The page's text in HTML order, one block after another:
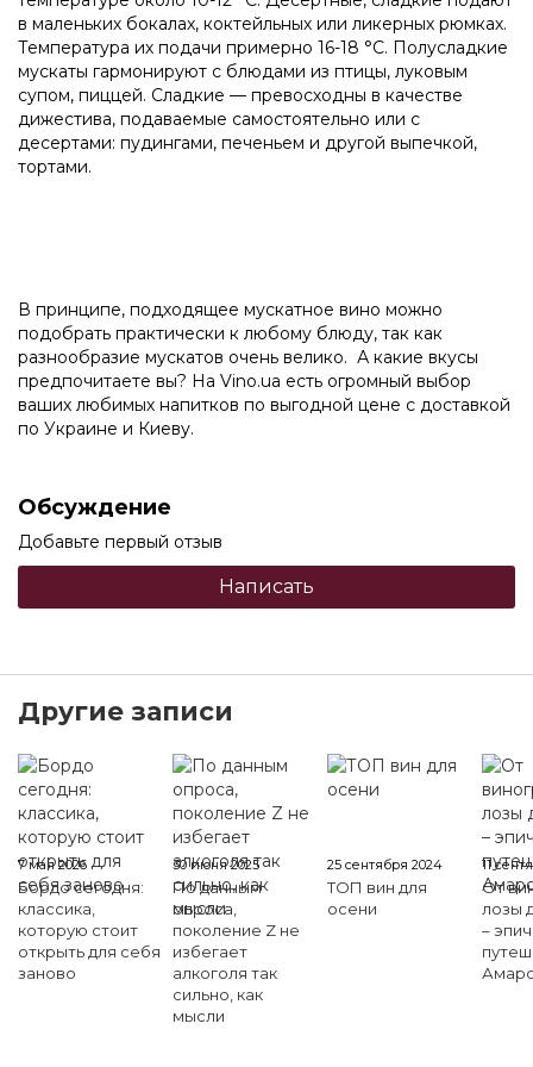
в маленьких бокалах, коктейльных или ликерных рюмках.
Температура их подачи примерно 16-18 °С. Полусладкие
мускаты гармонируют с блюдами из птицы, луковым
супом, пиццей. Сладкие — превосходны в качестве
дижестива, подаваемые самостоятельно или с
десертами: пудингами, печеньем и другой выпечкой,
тортами.
В принципе, подходящее мускатное вино можно
подобрать практически к любому блюду, так как
разнообразие мускатов очень велико. А какие вкусы
предпочитаете вы? На Vino.ua есть огромный выбор
ваших любимых напитков по выгодной цене с доставкой
по Украине и Киеву.
Обсуждение
Добавьте первый отзыв
Написать
Другие записи
7 мая 2026
Бордо сегодня:
классика,
которую стоит
открыть для себя
заново
30 июня 2025
По данным
опроса,
поколение Z не
избегает
алкоголя так
сильно, как
мысли
25 сентября 2024
ТОП вин для
осени
11
От
лозы
–